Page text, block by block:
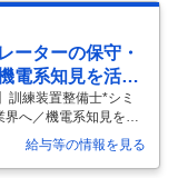
ーターの保守・
電系知見を活か
訓練装置整備士*シミ
へ／機電系知見を活
シミュレーターの保
見を活かす 【具体的な
かす／航空業界の訓練
給与等の情報を見る